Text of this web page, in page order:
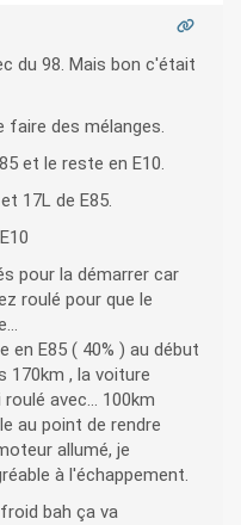
du 98. Mais bon c'était
faire des mélanges.
et le reste en E10.
17L de E85.
pour la démarrer car
roulé pour que le
en E85 ( 40% ) au début
170km , la voiture
avec... 100km
au point de rendre
allumé, je
à l'échappement.
bah ça va